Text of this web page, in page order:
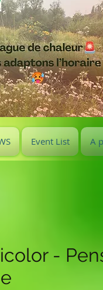
Event List A
-